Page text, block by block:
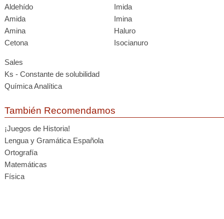
Aldehído
Imida
Amida
Imina
Amina
Haluro
Cetona
Isocianuro
Sales
Ks - Constante de solubilidad
Química Analítica
También Recomendamos
¡Juegos de Historia!
Lengua y Gramática Española
Ortografía
Matemáticas
Física